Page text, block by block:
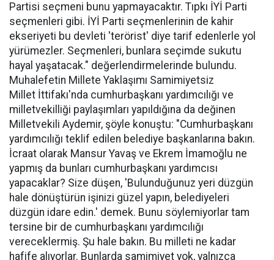
Partisi seçmeni bunu yapmayacaktır. Tıpkı İYİ Parti
seçmenleri gibi. İYİ Parti seçmenlerinin de kahir
ekseriyeti bu devleti 'terörist' diye tarif edenlerle yol
yürümezler. Seçmenleri, bunlara seçimde sukutu
hayal yaşatacak." değerlendirmelerinde bulundu.
Muhalefetin Millete Yaklaşımı Samimiyetsiz
Millet İttifakı'nda cumhurbaşkanı yardımcılığı ve
milletvekilliği paylaşımları yapıldığına da değinen
Milletvekili Aydemir, şöyle konuştu: "Cumhurbaşkanı
yardımcılığı teklif edilen belediye başkanlarına bakın.
İcraat olarak Mansur Yavaş ve Ekrem İmamoğlu ne
yapmış da bunları cumhurbaşkanı yardımcısı
yapacaklar? Size düşen, 'Bulunduğunuz yeri düzgün
hale dönüştürün işinizi güzel yapın, belediyeleri
düzgün idare edin.' demek. Bunu söylemiyorlar tam
tersine bir de cumhurbaşkanı yardımcılığı
vereceklermiş. Şu hale bakın. Bu milleti ne kadar
hafife alıyorlar. Bunlarda samimiyet yok, yalnızca